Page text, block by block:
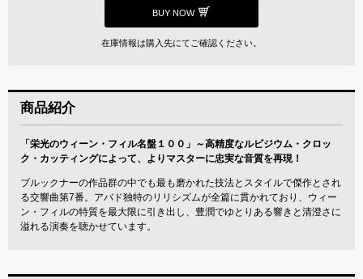
BUY NOW
在庫情報は購入先にてご確認ください。
商品紹介
「栄光のウィーン・フィル名盤１００」～高精度なルビジウム・クロッ
ク・カッティングによって、よりマスターに忠実な音質を再現！
ブルックナーの作品群の中でも最も磨かれた技法とスタイルで傑作とされ
る交響曲第7番。アバド独特のリリシズムが全篇に貫かれており、ウィー
ン・フィルの特質を最大限に引き出し、豊潤でゆとりある響きと清澄さに
溢れる演奏を聴かせています。